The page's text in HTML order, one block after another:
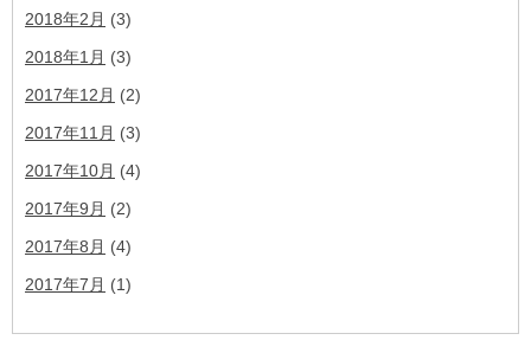
2018年2月 (3)
2018年1月 (3)
2017年12月 (2)
2017年11月 (3)
2017年10月 (4)
2017年9月 (2)
2017年8月 (4)
2017年7月 (1)